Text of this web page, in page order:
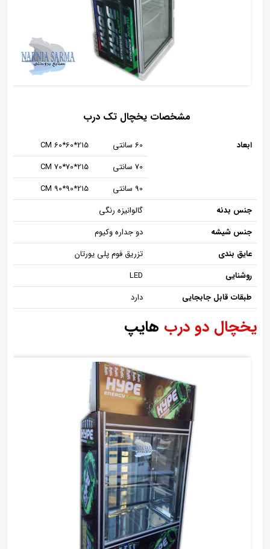
مشخصات یخچال تک درب
ابعاد 60 سانتی
215*60*60 CM
70 سانتی
215*70*70 CM
90 سانتی
215*90*90 CM
جنس بدنه
گالوانیزه رنگی
جنس شیشه
دو جداره وکیوم
عایق بندی
تزریق فوم پلی یورتان
روشنایی
LED
طبقات قابل جابجایی
دارد
یخچال دو درب هایپ